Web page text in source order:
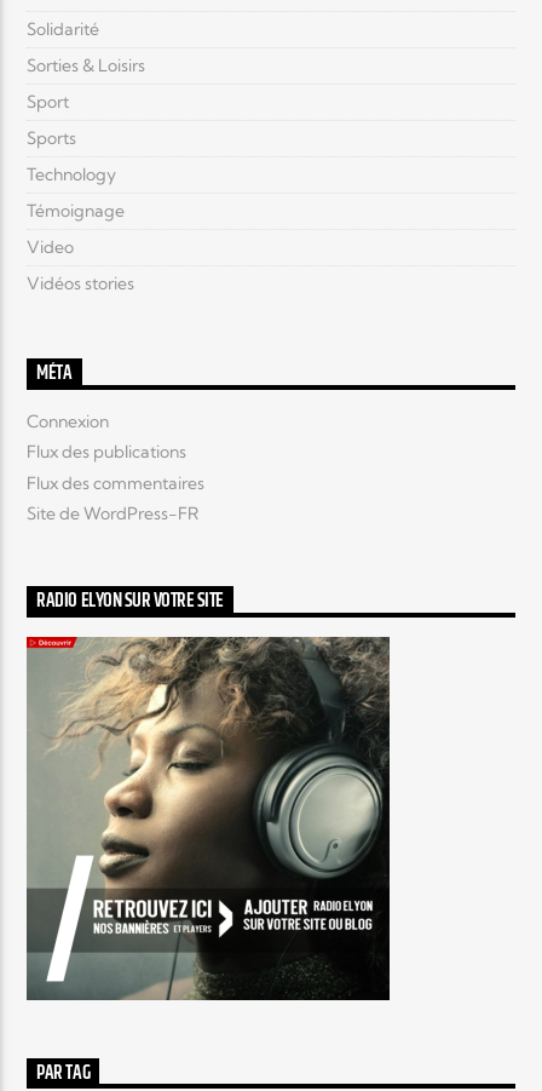
Solidarité
Sorties & Loisirs
Sport
Sports
Technology
Témoignage
Video
Vidéos stories
MÉTA
Connexion
Flux des publications
Flux des commentaires
Site de WordPress-FR
RADIO ELYON SUR VOTRE SITE
PAR TAG